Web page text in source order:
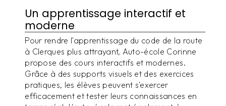
Un apprentissage interactif et
moderne
Pour rendre l'apprentissage du code de la route
à Clerques plus attrayant, Auto-école Corinne
propose des cours interactifs et modernes.
Grâce à des supports visuels et des exercices
pratiques, les élèves peuvent s'exercer
efficacement et tester leurs connaissances en